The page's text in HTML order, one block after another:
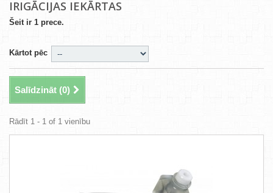
IRIGĀCIJAS IEKĀRTAS
Šeit ir 1 prece.
Kārtot pēc
Salīdzināt (0)
Rādīt 1 - 1 of 1 vienību